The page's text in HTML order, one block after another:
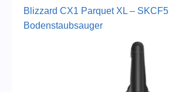
Blizzard CX1 Parquet XL – SKCF5
Bodenstaubsauger